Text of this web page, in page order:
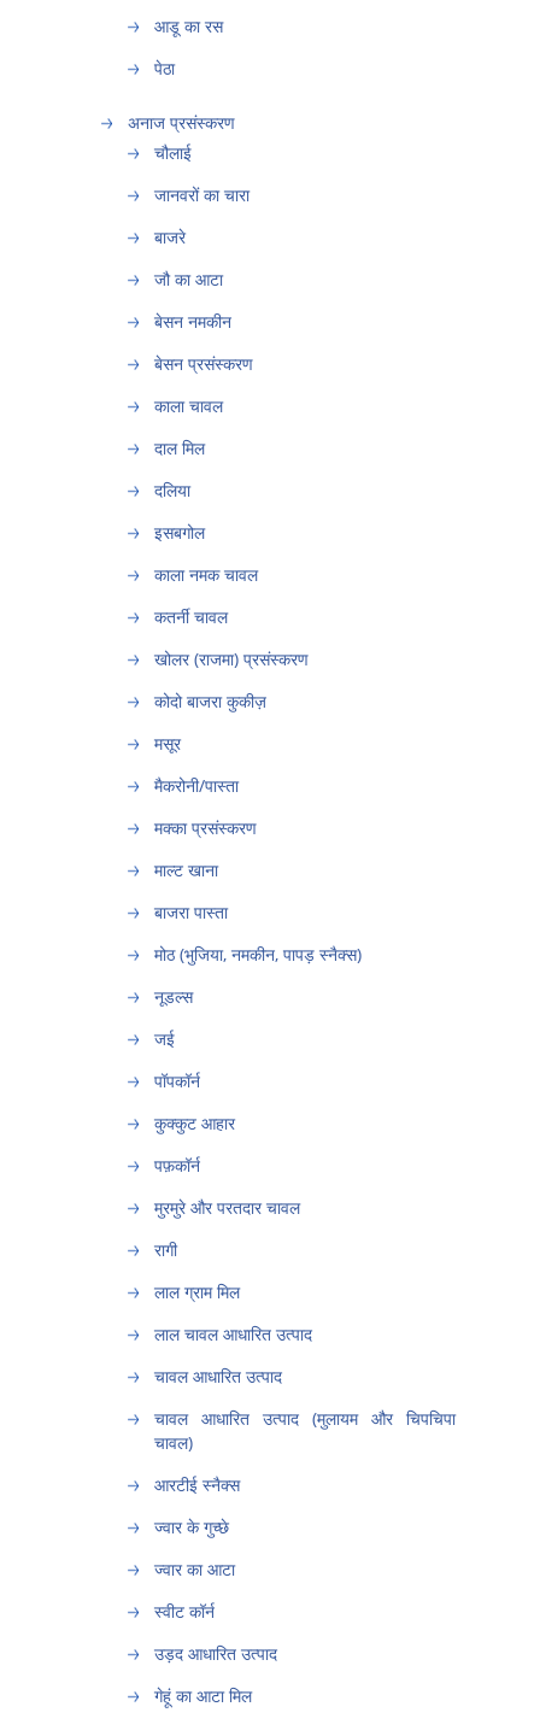
आडू का रस
पेठा
अनाज प्रसंस्करण
चौलाई
जानवरों का चारा
बाजरे
जौ का आटा
बेसन नमकीन
बेसन प्रसंस्करण
काला चावल
दाल मिल
दलिया
इसबगोल
काला नमक चावल
कतर्नी चावल
खोलर (राजमा) प्रसंस्करण
कोदो बाजरा कुकीज़
मसूर
मैकरोनी/पास्ता
मक्का प्रसंस्करण
माल्ट खाना
बाजरा पास्ता
मोठ (भुजिया, नमकीन, पापड़ स्नैक्स)
नूडल्स
जई
पॉपकॉर्न
कुक्कुट आहार
पफ़कॉर्न
मुरमुरे और परतदार चावल
रागी
लाल ग्राम मिल
लाल चावल आधारित उत्पाद
चावल आधारित उत्पाद
चावल आधारित उत्पाद (मुलायम और चिपचिपा
चावल)
आरटीई स्नैक्स
ज्वार के गुच्छे
ज्वार का आटा
स्वीट कॉर्न
उड़द आधारित उत्पाद
गेहूं का आटा मिल